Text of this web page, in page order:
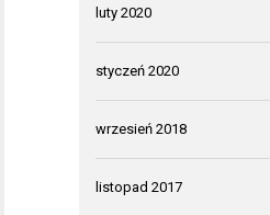
luty 2020
styczeń 2020
wrzesień 2018
listopad 2017